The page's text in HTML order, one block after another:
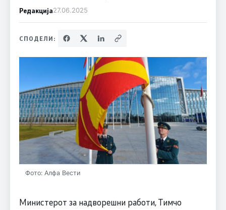
Редакција27.06.2025
СПОДЕЛИ:
Фото: Алфа Вести
Министерот за надворешни работи, Тимчо